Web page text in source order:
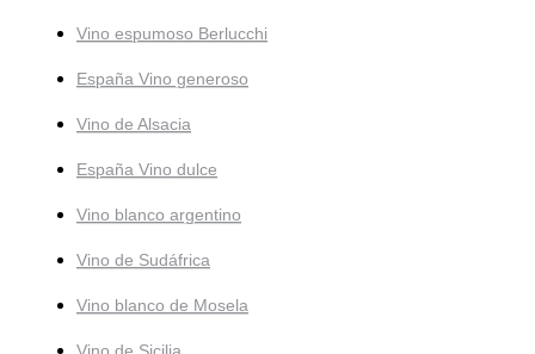
Vino espumoso Berlucchi
España Vino generoso
Vino de Alsacia
España Vino dulce
Vino blanco argentino
Vino de Sudáfrica
Vino blanco de Mosela
Vino de Sicilia